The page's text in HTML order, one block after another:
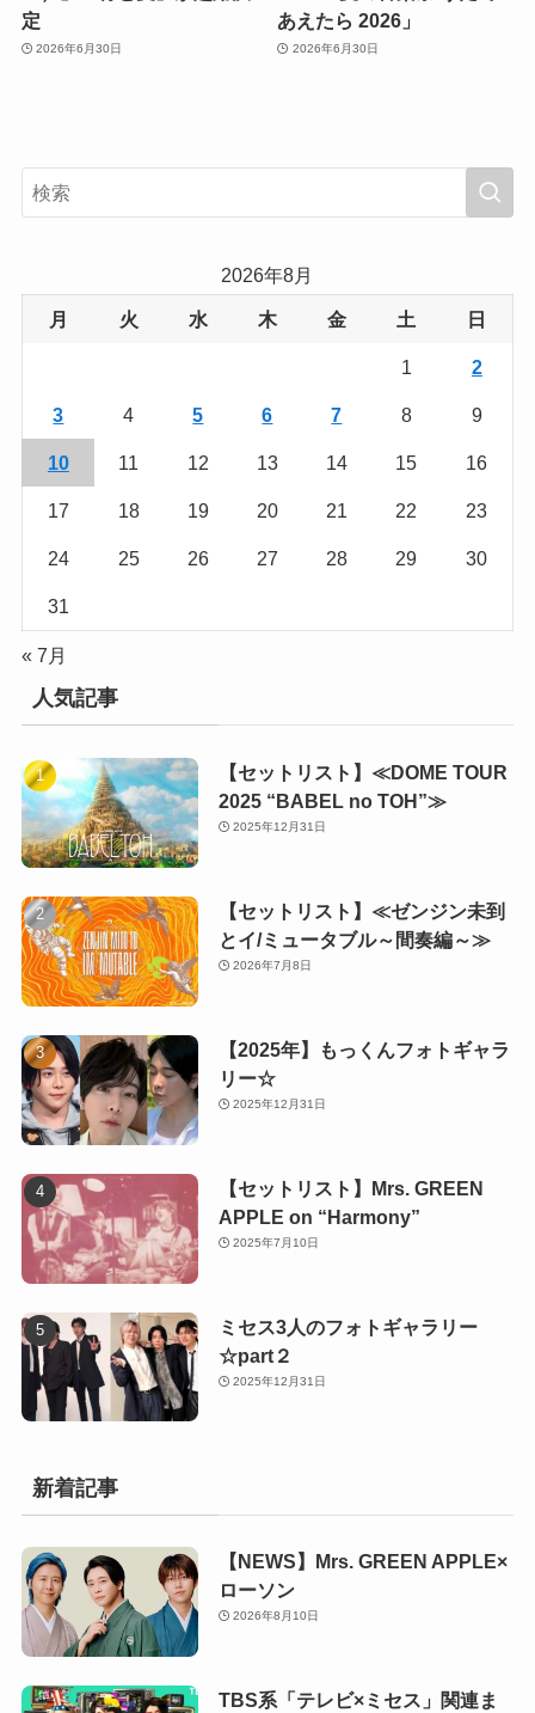
定
2026年6月30日
あえたら 2026」
2026年6月30日
2026年8月
月 火 水 木 金 土 日
1 2
3 4 5 6 7 8 9
10 11 12 13 14 15 16
17 18 19 20 21 22 23
24 25 26 27 28 29 30
31
« 7月
人気記事
【セットリスト】≪DOME TOUR
2025 “BABEL no TOH”≫
2025年12月31日
【セットリスト】≪ゼンジン未到
とイ/ミュータブル～間奏編～≫
2026年7月8日
【2025年】もっくんフォトギャラ
リー☆
2025年12月31日
【セットリスト】Mrs. GREEN
APPLE on “Harmony”
2025年7月10日
ミセス3人のフォトギャラリー
☆part２
2025年12月31日
新着記事
【NEWS】Mrs. GREEN APPLE×
ローソン
2026年8月10日
TBS系「テレビ×ミセス」関連ま